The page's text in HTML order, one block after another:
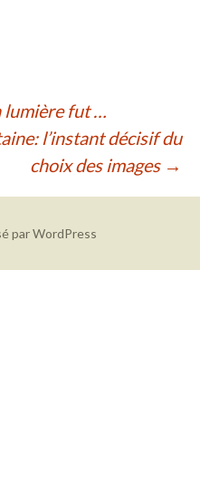
lumière fut …
l’instant décisif du
choix des images →
par WordPress